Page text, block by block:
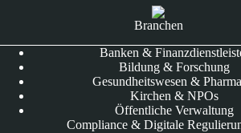
Branchen
Banken &
Bildung & Forschung
Gesundheitswesen &
Kirchen & NPOs
Öffentliche Verwaltung
Compliance & Digitale